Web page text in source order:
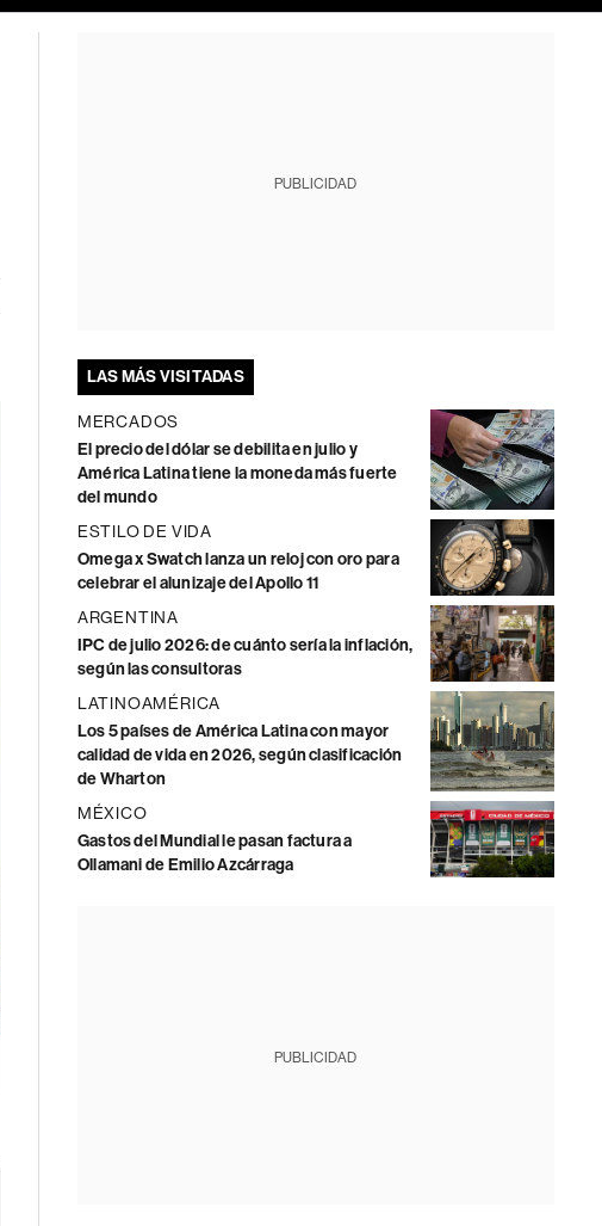
PUBLICIDAD
LAS MÁS VISITADAS
MERCADOS
El precio del dólar se debilita en julio y
América Latina tiene la moneda más fuerte
del mundo
ESTILO DE VIDA
Omega x Swatch lanza un reloj con oro para
celebrar el alunizaje del Apollo 11
ARGENTINA
IPC de julio 2026: de cuánto sería la inflación,
según las consultoras
LATINOAMÉRICA
Los 5 países de América Latina con mayor
calidad de vida en 2026, según clasificación
de Wharton
MÉXICO
Gastos del Mundial le pasan factura a
Ollamani de Emilio Azcárraga
PUBLICIDAD